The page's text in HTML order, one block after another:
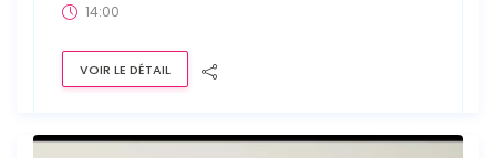
14:00
VOIR LE DÉTAIL